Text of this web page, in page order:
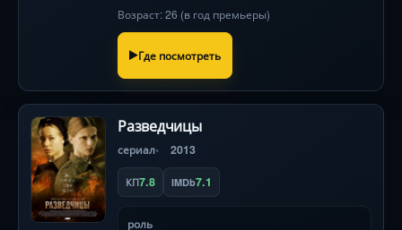
Возраст: 26 (в год премьеры)
Где посмотреть
Разведчицы
сериал 2013
КП7.8 IMDb7.1
роль